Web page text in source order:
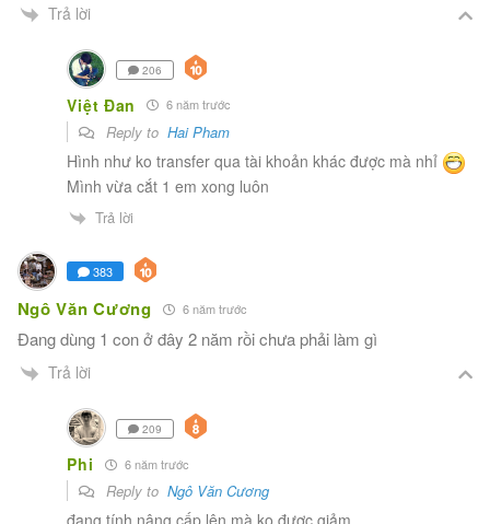
Trả lời
206
Việt Đan 6 năm trước
Reply toHai Pham
Hình như ko transfer qua tài khoản khác được mà nhỉ
Mình vừa cắt 1 em xong luôn
Trả lời
383
Ngô Văn Cương 6 năm trước
Đang dùng 1 con ở đây 2 năm rồi chưa phải làm gì
Trả lời
209
Phi 6 năm trước
Reply toNgô Văn Cương